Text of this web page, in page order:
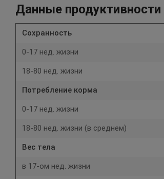
Данные продуктивности
Сохранность
0-17 нед. жизни
18-80 нед. жизни
Потребление корма
0-17 нед. жизни
18-80 нед. жизни (в среднем)
Вес тела
в 17-ом нед. жизни